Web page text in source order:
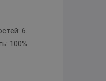
6.
100%.